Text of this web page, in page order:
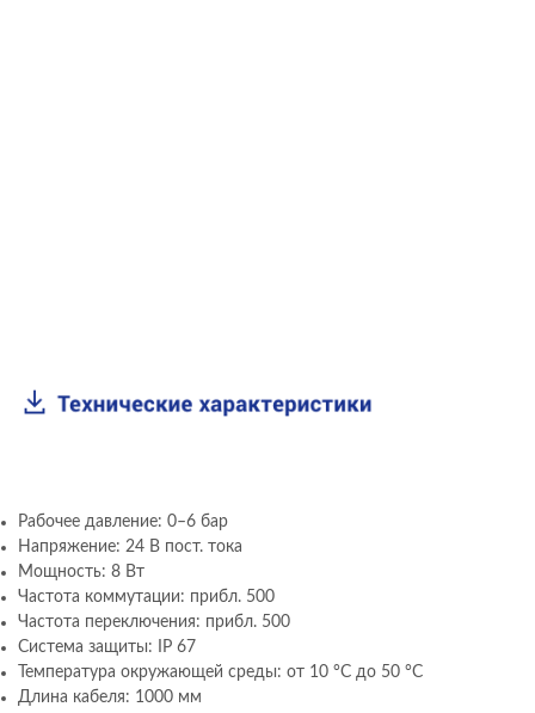
Рабочее давление: 0–6 бар
Напряжение: 24 В пост. тока
Мощность: 8 Вт
Частота коммутации: прибл. 500
Частота переключения: прибл. 500
Система защиты: IP 67
Температура окружающей среды: от 10 °C до 50 °C
Длина кабеля: 1000 мм